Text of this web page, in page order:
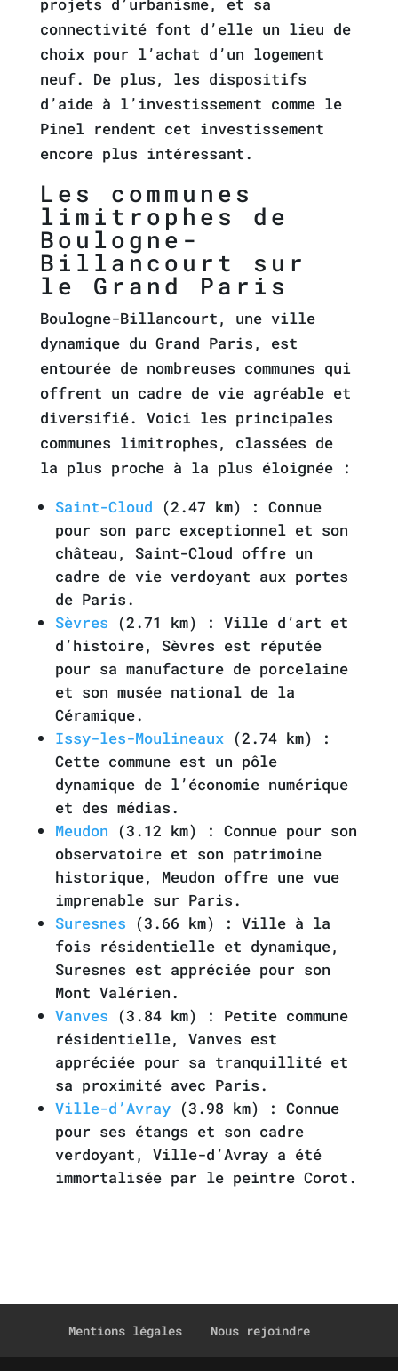
connectivité font d’elle un lieu de
choix pour l’achat d’un logement
neuf. De plus, les dispositifs
d’aide à l’investissement comme le
Pinel rendent cet investissement
encore plus intéressant.
Les communes
limitrophes de
Boulogne-
Billancourt sur
le Grand Paris
Boulogne-Billancourt, une ville
dynamique du Grand Paris, est
entourée de nombreuses communes qui
offrent un cadre de vie agréable et
diversifié. Voici les principales
communes limitrophes, classées de
la plus proche à la plus éloignée :
Saint-Cloud (2.47 km) : Connue
pour son parc exceptionnel et son
château, Saint-Cloud offre un
cadre de vie verdoyant aux portes
de Paris.
Sèvres (2.71 km) : Ville d’art et
d’histoire, Sèvres est réputée
pour sa manufacture de porcelaine
et son musée national de la
Céramique.
Issy-les-Moulineaux(2.74 km) :
Cette commune est un pôle
dynamique de l’économie numérique
et des médias.
Meudon (3.12 km) : Connue pour son
observatoire et son patrimoine
historique, Meudon offre une vue
imprenable sur Paris.
Suresnes (3.66 km) : Ville à la
fois résidentielle et dynamique,
Suresnes est appréciée pour son
Mont Valérien.
Vanves (3.84 km) : Petite commune
résidentielle, Vanves est
appréciée pour sa tranquillité et
sa proximité avec Paris.
Ville-d’Avray(3.98 km) : Connue
pour ses étangs et son cadre
verdoyant, Ville-d’Avray a été
immortalisée par le peintre Corot.
Mentions légales Nous rejoindre